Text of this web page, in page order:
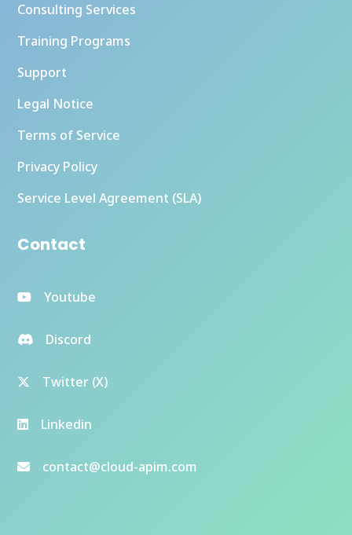
Consulting Services
Training Programs
Support
Legal Notice
Terms of Service
Privacy Policy
Service Level Agreement (SLA)
Contact
Youtube
Discord
Twitter (X)
Linkedin
contact@cloud-apim.com